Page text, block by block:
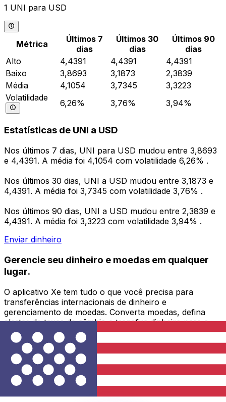
1 UNI para USD
Métrica
Últimos 7
dias
Últimos 30
dias
Últimos 90
dias
Alto
4,4391 4,4391
4,4391
Baixo
3,8693 3,1873
2,3839
Média
4,1054 3,7345
3,3223
Volatilidade
6,26% 3,76% 3,94%
Estatísticas de UNI a USD
Nos últimos 7 dias, UNI para USD mudou entre 3,8693
e 4,4391. A média foi 4,1054 com volatilidade 6,26% .
Nos últimos 30 dias, UNI a USD mudou entre 3,1873 e
4,4391. A média foi 3,7345 com volatilidade 3,76% .
Nos últimos 90 dias, UNI a USD mudou entre 2,3839 e
4,4391. A média foi 3,3223 com volatilidade 3,94% .
Enviar dinheiro
Gerencie seu dinheiro e moedas em qualquer
lugar.
O aplicativo Xe tem tudo o que você precisa para
transferências internacionais de dinheiro e
gerenciamento de moedas. Converta moedas, defina
alertas de taxas de câmbio e transfira dinheiro para o
exterior sem taxas ocultas. Baixe hoje mesmo!